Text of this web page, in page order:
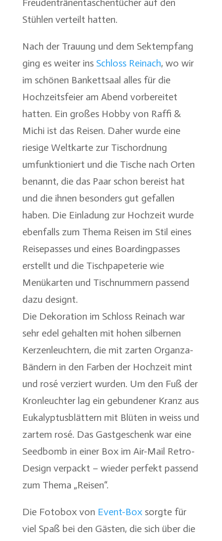
Freudentränentaschentücher auf den
Stühlen verteilt hatten.
Nach der Trauung und dem Sektempfang
ging es weiter ins Schloss Reinach, wo wir
im schönen Bankettsaal alles für die
Hochzeitsfeier am Abend vorbereitet
hatten. Ein großes Hobby von Raffi &
Michi ist das Reisen. Daher wurde eine
riesige Weltkarte zur Tischordnung
umfunktioniert und die Tische nach Orten
benannt, die das Paar schon bereist hat
und die ihnen besonders gut gefallen
haben. Die Einladung zur Hochzeit wurde
ebenfalls zum Thema Reisen im Stil eines
Reisepasses und eines Boardingpasses
erstellt und die Tischpapeterie wie
Menükarten und Tischnummern passend
dazu designt.
Die Dekoration im Schloss Reinach war
sehr edel gehalten mit hohen silbernen
Kerzenleuchtern, die mit zarten Organza-
Bändern in den Farben der Hochzeit mint
und rosé verziert wurden. Um den Fuß der
Kronleuchter lag ein gebundener Kranz aus
Eukalyptusblättern mit Blüten in weiss und
zartem rosé. Das Gastgeschenk war eine
Seedbomb in einer Box im Air-Mail Retro-
Design verpackt – wieder perfekt passend
zum Thema „Reisen“.
Die Fotobox von Event-Boxsorgte für
viel Spaß bei den Gästen, die sich über die